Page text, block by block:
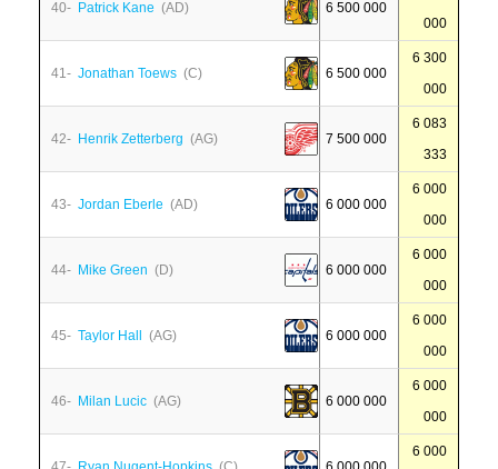
40- Patrick Kane (AD) 6 500 000
000
41- Jonathan Toews (C) 6 500 000
6 300
000
42- Henrik Zetterberg (AG) 7 500 000
6 083
333
43- Jordan Eberle (AD) 6 000 000
6 000
000
44- Mike Green (D) 6 000 000
6 000
000
45- Taylor Hall (AG) 6 000 000
6 000
000
46- Milan Lucic (AG) 6 000 000
6 000
000
6 000